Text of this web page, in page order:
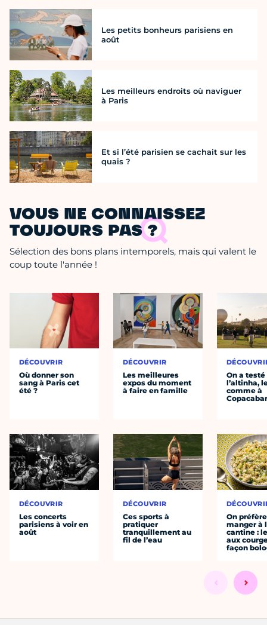
Les petits bonheurs parisiens en
août
Les meilleurs endroits où naviguer
à Paris
Et si l’été parisien se cachait sur les
quais ?
VOUS NE CONNAISSEZ
TOUJOURS PAS ?
Sélection des bons plans intemporels, mais qui valent le
coup toute l'année !
DÉCOUVRIR
Où donner son
sang à Paris cet
été ?
DÉCOUVRIR
Les concerts
parisiens à voir en
août
DÉCOUVRIR
Les meilleures
expos du moment
à faire en famille
DÉCOUVRIR
Ces sports à
pratiquer
tranquillement au
fil de l’eau
On a testé
l’altinha,
comme à
On préfère
manger à
cantine :
aux
façon